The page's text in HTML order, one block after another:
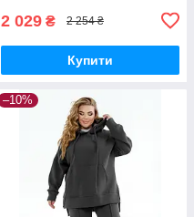
2 029 ₴ 2 254 ₴
Купити
–10%